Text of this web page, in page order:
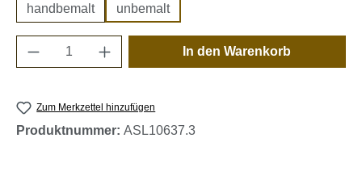
handbemalt unbemalt
Produkt Anzahl: Gib den gewünschten
In den Warenkorb
Zum Merkzettel hinzufügen
Produktnummer: ASL10637.3